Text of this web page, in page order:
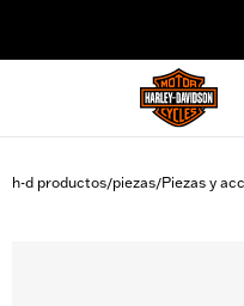
h-d productos/piezas/Piezas y